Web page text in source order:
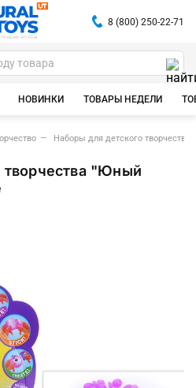
ОПТОМ
8 (800) 250-22-71
НОВИНКИ ТОВАРЫ НЕДЕЛИ
Наборы для детского творчества
творчества "Юный